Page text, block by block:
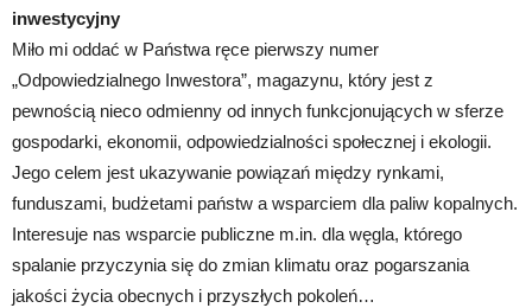
inwestycyjny
Miło mi oddać w Państwa ręce pierwszy numer
„Odpowiedzialnego Inwestora”, magazynu, który jest z
pewnością nieco odmienny od innych funkcjonujących w sferze
gospodarki, ekonomii, odpowiedzialności społecznej i ekologii.
Jego celem jest ukazywanie powiązań między rynkami,
funduszami, budżetami państw a wsparciem dla paliw kopalnych.
Interesuje nas wsparcie publiczne m.in. dla węgla, którego
spalanie przyczynia się do zmian klimatu oraz pogarszania
jakości życia obecnych i przyszłych pokoleń…